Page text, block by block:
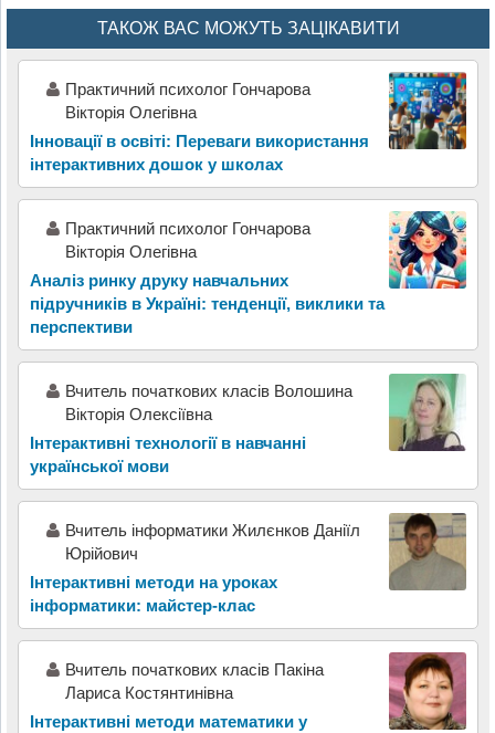
ТАКОЖ ВАС МОЖУТЬ ЗАЦІКАВИТИ
Практичний психолог Гончарова
Вікторія Олегівна
Інновації в освіті: Переваги використання
інтерактивних дошок у школах
Практичний психолог Гончарова
Вікторія Олегівна
Аналіз ринку друку навчальних
підручників в Україні: тенденції, виклики та
перспективи
Вчитель початкових класів Волошина
Вікторія Олексіївна
Інтерактивні технології в навчанні
української мови
Вчитель інформатики Жилєнков Даніїл
Юрійович
Інтерактивні методи на уроках
інформатики: майстер-клас
Вчитель початкових класів Пакіна
Лариса Костянтинівна
Інтерактивні методи математики у